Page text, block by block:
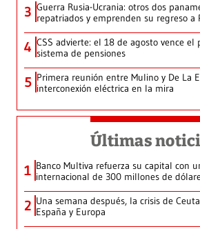
3 Guerra Rusia-Ucrania: otros dos
repatriados y emprenden su regreso a
4 CSS advierte: el 18 de agosto vence el
sistema de pensiones
5 Primera reunión entre Mulino y De La
interconexión eléctrica en la mira
Últimas
1 Banco Multiva refuerza su capital con
internacional de 300 millones de
2 Una semana después, la crisis de
España y Europa